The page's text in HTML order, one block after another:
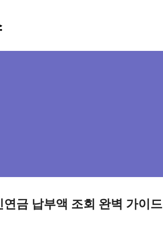
연금 납부액 조회 완벽 가이드